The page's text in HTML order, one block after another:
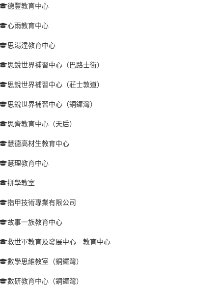
德豐教育中心
心雨教育中心
思湯達教育中心
思銳世界補習中心（巴路士街）
思銳世界補習中心（莊士敦道）
思銳世界補習中心（銅鑼灣）
思齊教育中心（天后）
慧德高材生教育中心
慧理教育中心
拼學教室
指甲技術專業有限公司
故事一族教育中心
救世軍教育及發展中心－教育中心
數學思維教室（銅鑼灣）
數研教育中心（銅鑼灣）